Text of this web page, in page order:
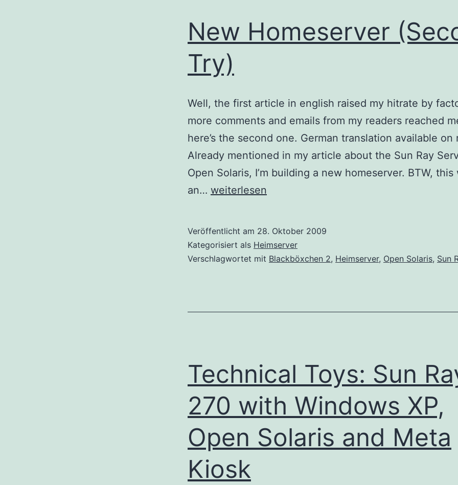
New Homeserver
Try)
Well, the first article in english raised my hitrate by
more comments and emails from my readers reached
here’s the second one. German translation available on
Already mentioned in my article about the Sun Ray
Open Solaris, I’m building a new homeserver. BTW,
an… New
Try)
weiterlesen
Veröffentlicht am 28. Oktober 2009
Kategorisiert als Heimserver
Verschlagwortet mit Blackböxchen 2, Heimserver, Open Solaris, Sun
Technical Toys: Sun
270 with Windows XP,
Open Solaris and Meta
Kiosk